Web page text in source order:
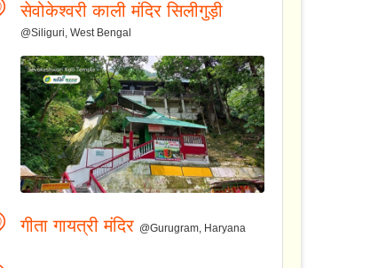
सेवोकेश्वरी काली मंदिर सिलीगुड़ी
@Siliguri, West Bengal
गीता गायत्री मंदिर @Gurugram, Haryana